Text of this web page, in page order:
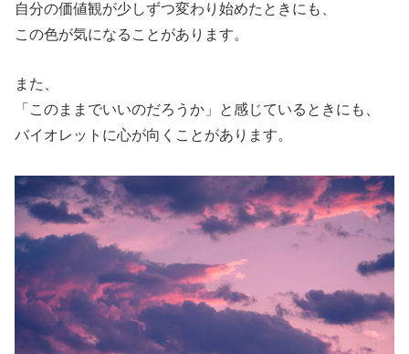
自分の価値観が少しずつ変わり始めたときにも、
この色が気になることがあります。
また、
「このままでいいのだろうか」と感じているときにも、
バイオレットに心が向くことがあります。